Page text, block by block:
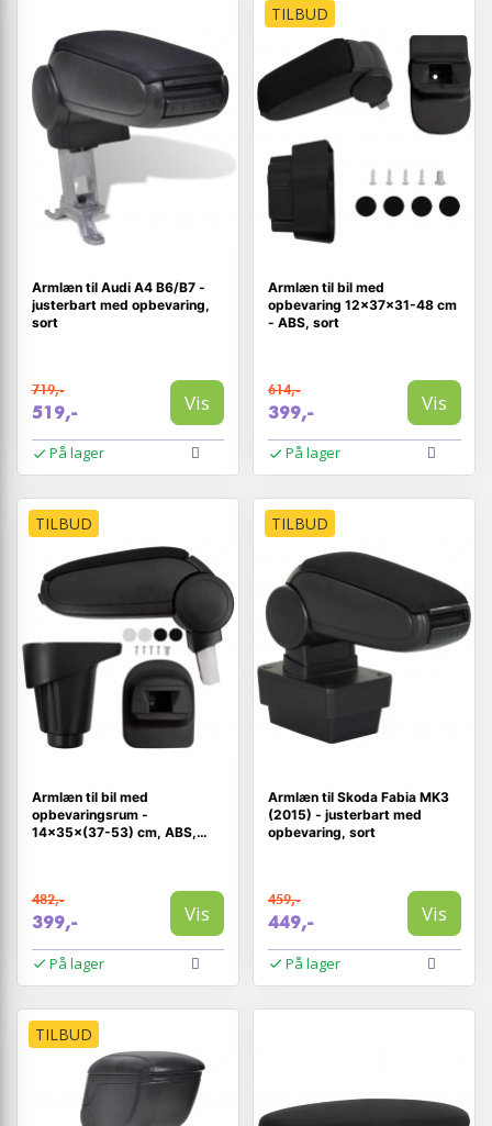
Armlæn til Audi A4 B6/B7 -
justerbart med opbevaring,
sort
719,-
519,- Vis
På lager
TILBUD
Armlæn til bil med
opbevaring 12×37×31-48 cm
- ABS, sort
614,-
399,- Vis
På lager
TILBUD
Armlæn til bil med
opbevaringsrum -
14×35×(37-53) cm, ABS,
482,-
399,- Vis
På lager
TILBUD
Armlæn til Skoda Fabia MK3
(2015) - justerbart med
opbevaring, sort
459,-
449,- Vis
På lager
TILBUD